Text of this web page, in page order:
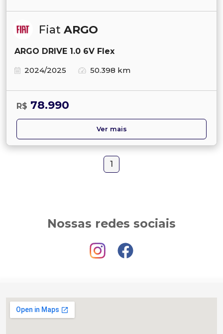
Fiat ARGO
ARGO DRIVE 1.0 6V Flex
2024/2025
50.398 km
R$ 78.990
Ver mais
1
Nossas redes sociais